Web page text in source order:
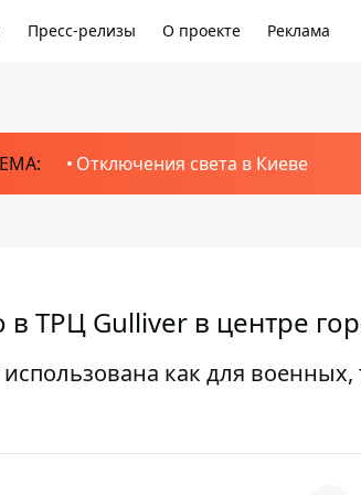
Пресс-релизы О проекте Реклама
Отключения света в Киеве
ТРЦ Gulliver в центре
как для военных,